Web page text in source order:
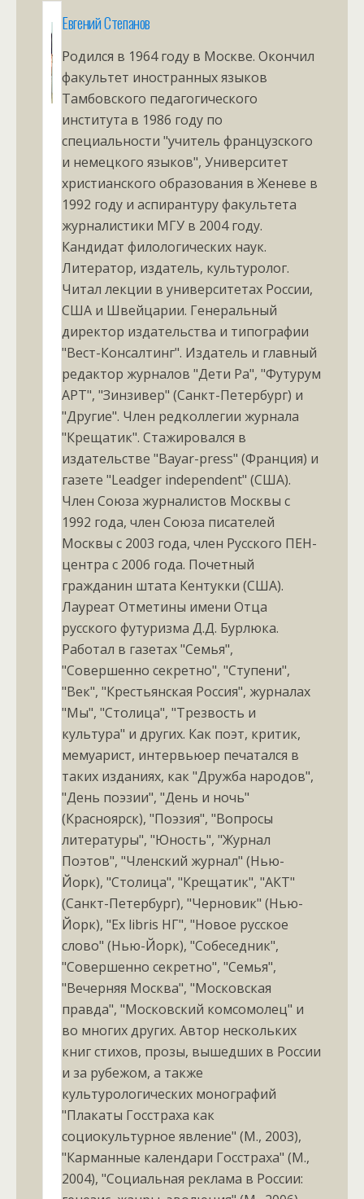
Евгений Степанов
Родился в 1964 году в Москве. Окончил
факультет иностранных языков
Тамбовского педагогического
института в 1986 году по
специальности "учитель французского
и немецкого языков", Университет
христианского образования в Женеве в
1992 году и аспирантуру факультета
журналистики МГУ в 2004 году.
Кандидат филологических наук.
Литератор, издатель, культуролог.
Читал лекции в университетах России,
США и Швейцарии. Генеральный
директор издательства и типографии
"Вест-Консалтинг". Издатель и главный
редактор журналов "Дети Ра", "Футурум
АРТ", "Зинзивер" (Санкт-Петербург) и
"Другие". Член редколлегии журнала
"Крещатик". Стажировался в
издательстве "Bayar-press" (Франция) и
газете "Leadger independent" (США).
Член Союза журналистов Москвы с
1992 года, член Союза писателей
Москвы с 2003 года, член Русского ПЕН-
центра с 2006 года. Почетный
гражданин штата Кентукки (США).
Лауреат Отметины имени Отца
русского футуризма Д.Д. Бурлюка.
Работал в газетах "Семья",
"Совершенно секретно", "Ступени",
"Век", "Крестьянская Россия", журналах
"Мы", "Столица", "Трезвость и
культура" и других. Как поэт, критик,
мемуарист, интервьюер печатался в
таких изданиях, как "Дружба народов",
"День поэзии", "День и ночь"
(Красноярск), "Поэзия", "Вопросы
литературы", "Юность", "Журнал
Поэтов", "Членский журнал" (Нью-
Йорк), "Столица", "Крещатик", "АКТ"
(Санкт-Петербург), "Черновик" (Нью-
Йорк), "Ex libris НГ", "Новое русское
слово" (Нью-Йорк), "Собеседник",
"Совершенно секретно", "Семья",
"Вечерняя Москва", "Московская
правда", "Московский комсомолец" и
во многих других. Автор нескольких
книг стихов, прозы, вышедших в России
и за рубежом, а также
культурологических монографий
"Плакаты Госстраха как
социокультурное явление" (М., 2003),
"Карманные календари Госстраха" (М.,
2004), "Социальная реклама в России: